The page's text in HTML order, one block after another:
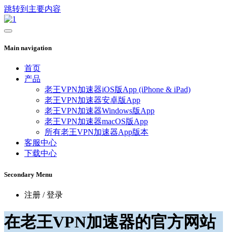
跳转到主要内容
Main navigation
首页
产品
老王VPN加速器iOS版App (iPhone & iPad)
老王VPN加速器安卓版App
老王VPN加速器Windows版App
老王VPN加速器macOS版App
所有老王VPN加速器App版本
客服中心
下载中心
Secondary Menu
注册 / 登录
在老王VPN加速器的官方网站